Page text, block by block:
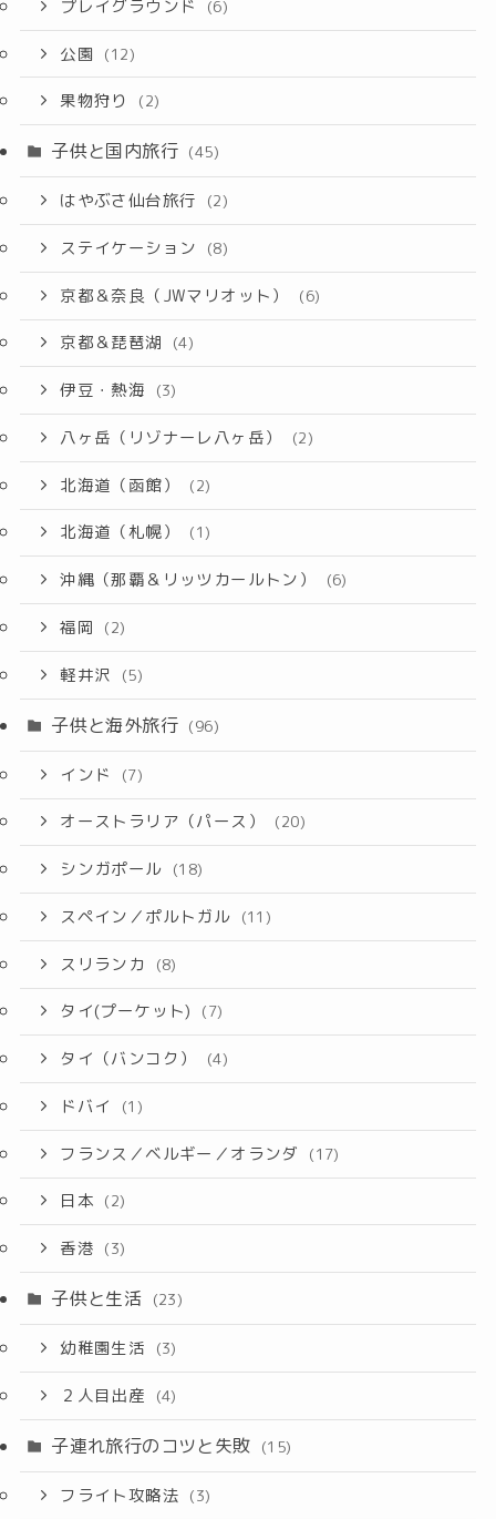
プレイグラウンド (6)
公園 (12)
果物狩り (2)
子供と国内旅行 (45)
はやぶさ仙台旅行 (2)
ステイケーション (8)
京都＆奈良（JWマリオット） (6)
京都＆琵琶湖 (4)
伊豆・熱海 (3)
八ヶ岳（リゾナーレ八ヶ岳） (2)
北海道（函館） (2)
北海道（札幌） (1)
沖縄（那覇＆リッツカールトン） (6)
福岡 (2)
軽井沢 (5)
子供と海外旅行 (96)
インド (7)
オーストラリア（パース） (20)
シンガポール (18)
スペイン／ポルトガル (11)
スリランカ (8)
タイ(プーケット) (7)
タイ（バンコク） (4)
ドバイ (1)
フランス／ベルギー／オランダ (17)
日本 (2)
香港 (3)
子供と生活 (23)
幼稚園生活 (3)
２人目出産 (4)
子連れ旅行のコツと失敗 (15)
フライト攻略法 (3)